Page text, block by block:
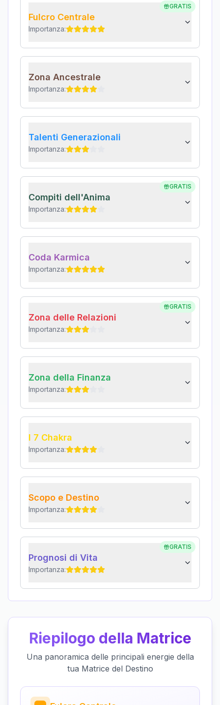
GRATIS
Fulcro Centrale
Importanza:
Zona Ancestrale
Importanza:
Talenti Generazionali
Importanza:
GRATIS
Compiti dell'Anima
Importanza:
Coda Karmica
Importanza:
GRATIS
Zona delle Relazioni
Importanza:
Zona della Finanza
Importanza:
I 7 Chakra
Importanza:
Scopo e Destino
Importanza:
GRATIS
Prognosi di Vita
Importanza:
Riepilogo della Matrice
Una panoramica delle principali energie della
tua Matrice del Destino